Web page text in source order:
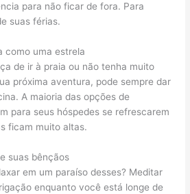
para não ficar de fora. Para
suas férias.
como uma estrela
de ir à praia ou não tenha muito
próxima aventura, pode sempre dar
A maioria das opções de
para seus hóspedes se refrescarem
ficam muito altas.
suas bênçãos
em um paraíso desses? Meditar
enquanto você está longe de